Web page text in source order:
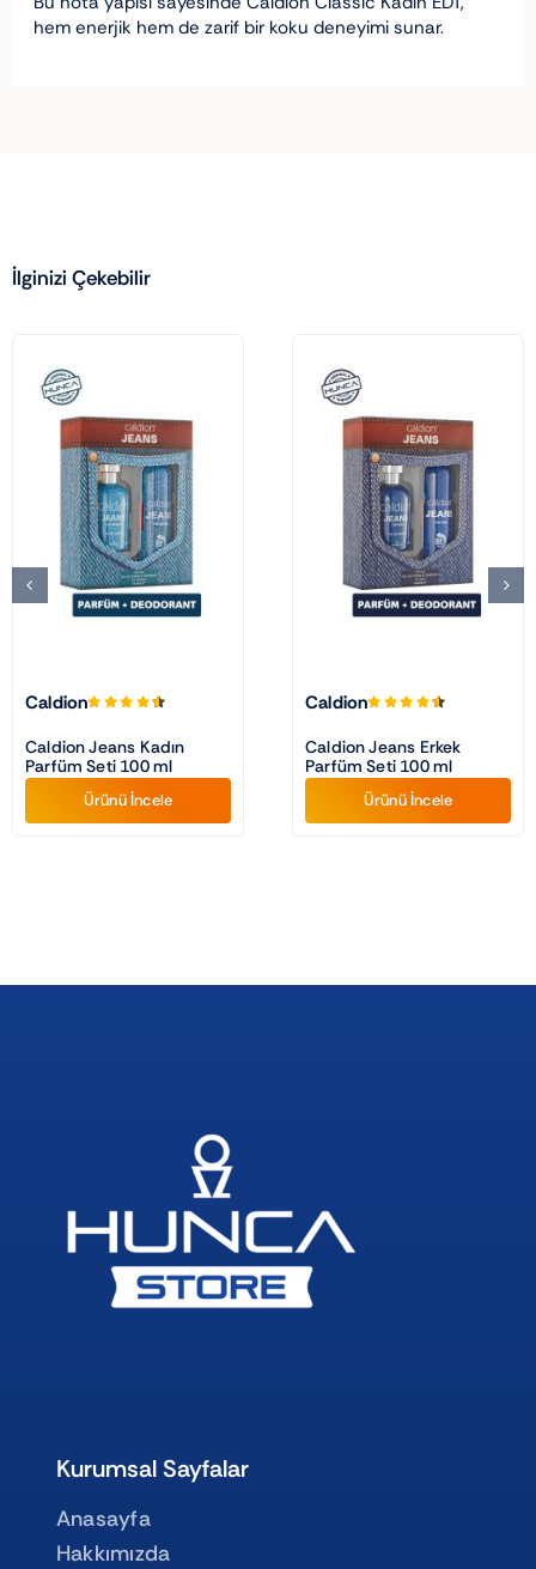
hem enerjik hem de zarif bir koku deneyimi sunar.
İlginizi Çekebilir
Caldion
Caldion Jeans Kadın
Parfüm Seti 100 ml
Ürünü İncele
Caldion
Caldion Jeans Erkek
Parfüm Seti 100 ml
Ürünü İncele
Kurumsal Sayfalar
Anasayfa
Hakkımızda